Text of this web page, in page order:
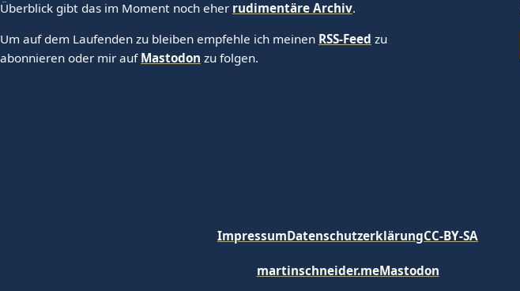
Überblick gibt das im Moment noch eher rudimentäre Archiv.
Um auf dem Laufenden zu bleiben empfehle ich meinen RSS-Feed zu
abonnieren oder mir auf Mastodon zu folgen.
ImpressumDatenschutzerklärungCC-BY-SA
martinschneider.meMastodon